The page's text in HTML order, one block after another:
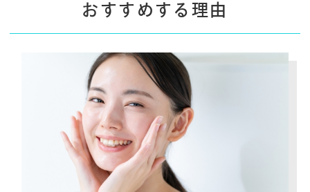
おすすめする理由